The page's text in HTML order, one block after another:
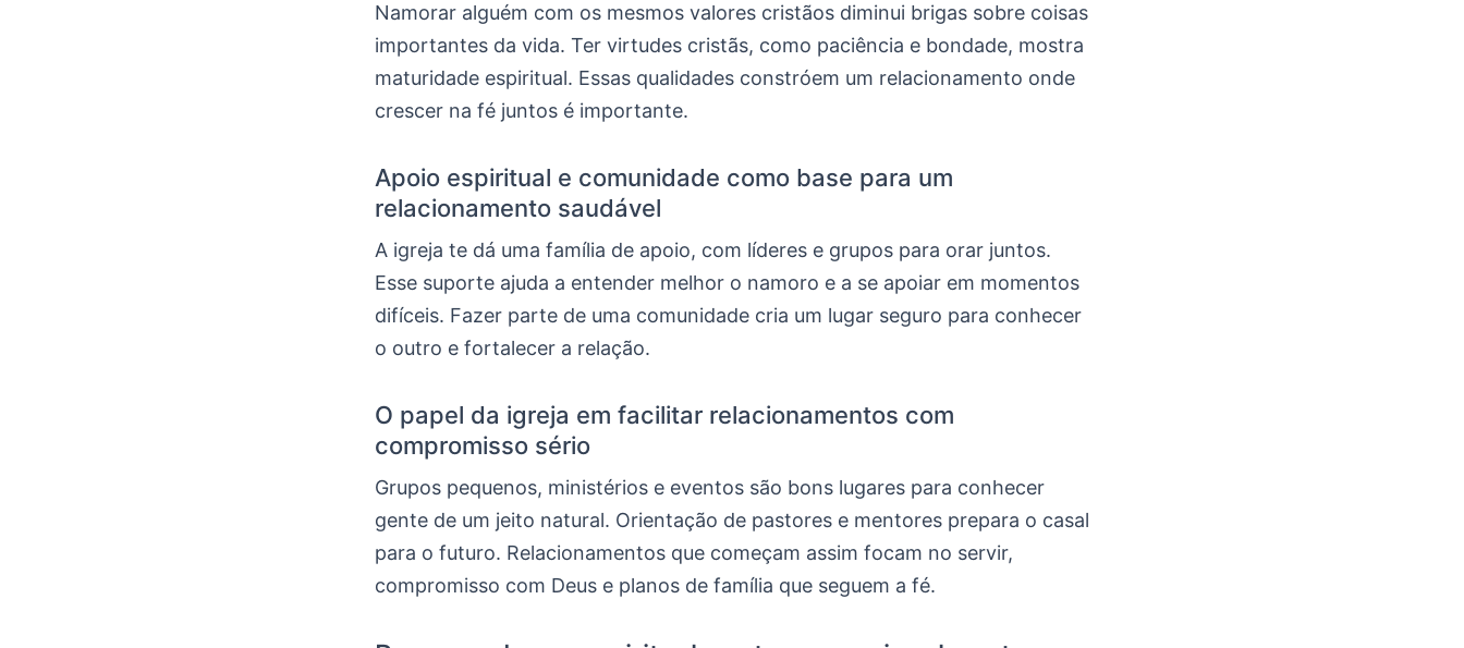
Namorar alguém com os mesmos valores cristãos diminui brigas sobre coisas
importantes da vida. Ter virtudes cristãs, como paciência e bondade, mostra
maturidade espiritual. Essas qualidades constróem um relacionamento onde
crescer na fé juntos é importante.
Apoio espiritual e comunidade como base para um
relacionamento saudável
A igreja te dá uma família de apoio, com líderes e grupos para orar juntos.
Esse suporte ajuda a entender melhor o namoro e a se apoiar em momentos
difíceis. Fazer parte de uma comunidade cria um lugar seguro para conhecer
o outro e fortalecer a relação.
O papel da igreja em facilitar relacionamentos com
compromisso sério
Grupos pequenos, ministérios e eventos são bons lugares para conhecer
gente de um jeito natural. Orientação de pastores e mentores prepara o casal
para o futuro. Relacionamentos que começam assim focam no servir,
compromisso com Deus e planos de família que seguem a fé.